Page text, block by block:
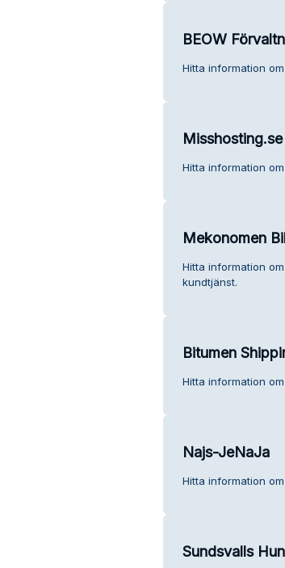
BEOW
Hitta information
Misshosting.se
Hitta information
Mekonomen
Hitta information
kundtjänst.
Bitumen
Hitta information
Najs-JeNaJa
Hitta information
Sundsvalls